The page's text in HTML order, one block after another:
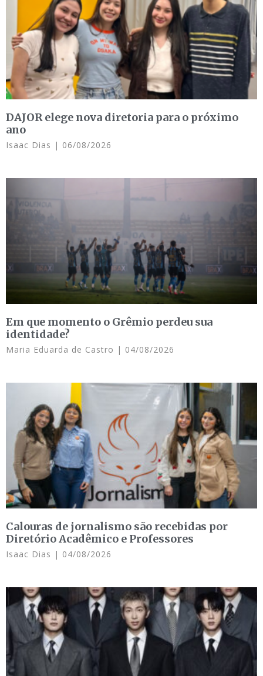
DAJOR elege nova diretoria para o próximo
ano
Isaac Dias 06/08/2026
Em que momento o Grêmio perdeu sua
identidade?
Maria Eduarda de Castro 04/08/2026
Calouras de jornalismo são recebidas por
Diretório Acadêmico e Professores
Isaac Dias 04/08/2026